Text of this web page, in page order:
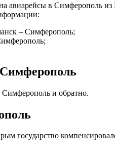
авиарейсы в Симферополь
– Симферополь;
и обратно.
государство